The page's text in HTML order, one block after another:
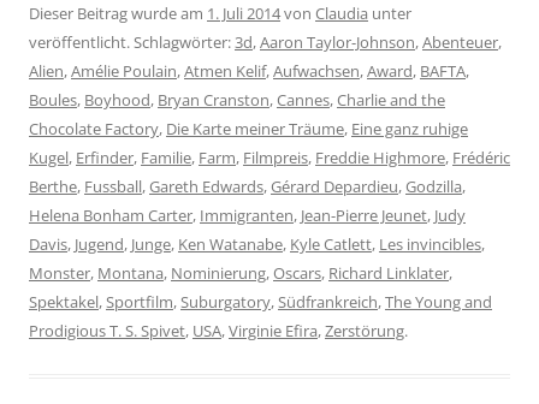
Dieser Beitrag wurde am 1. Juli 2014von Claudia unter
veröffentlicht. Schlagwörter:3d,Aaron Taylor-Johnson,Abenteuer,
Alien,Amélie Poulain,Atmen Kelif,Aufwachsen,Award, BAFTA,
Boules, Boyhood, Bryan Cranston,Cannes,Charlie and the
Chocolate Factory, Die Karte meiner Träume, Eine ganz ruhige
Kugel, Erfinder, Familie, Farm, Filmpreis, Freddie Highmore, Frédéric
Berthe, Fussball,Gareth Edwards,Gérard Depardieu,Godzilla,
Helena Bonham Carter, Immigranten, Jean-Pierre Jeunet, Judy
Davis, Jugend, Junge, Ken Watanabe, Kyle Catlett, Les invincibles,
Monster, Montana, Nominierung,Oscars, Richard Linklater,
Spektakel,Sportfilm,Suburgatory,Südfrankreich,The Young and
Prodigious T. S. Spivet, USA,Virginie Efira,Zerstörung.